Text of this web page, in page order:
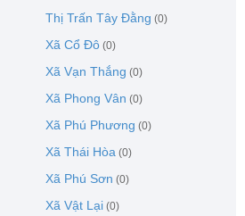
Thị Trấn Tây Đằng (0)
Xã Cổ Đô (0)
Xã Vạn Thắng (0)
Xã Phong Vân (0)
Xã Phú Phương (0)
Xã Thái Hòa (0)
Xã Phú Sơn (0)
Xã Vật Lại (0)